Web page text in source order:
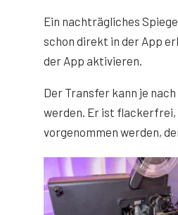
Ein nachträgliches
schon direkt in der App
der App aktivieren.
Der Transfer kann je
werden. Er ist flackerfrei,
vorgenommen werden,